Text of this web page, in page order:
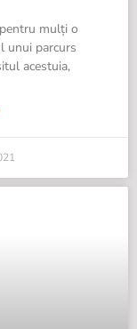
mulți o
unui parcurs
acestuia,